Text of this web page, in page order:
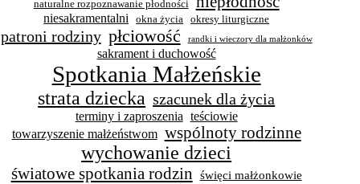
naturalne rozpoznawanie płodności
niesakramentalni okna życia okresy liturgiczne
patroni rodziny płciowość randki i wieczory dla małżonków
sakrament i duchowość
Spotkania Małżeńskie
strata dziecka szacunek dla życia
terminy i zaproszenia teściowie
towarzyszenie małżeństwom wspólnoty rodzinne
wychowanie dzieci
światowe spotkania rodzin święci małżonkowie